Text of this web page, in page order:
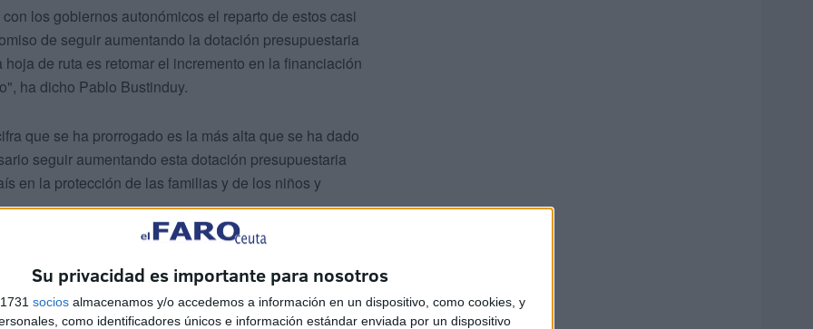
Su privacidad es importante para nosotros
socios almacenamos y/o accedemos a información en un dispositivo, como cookies, y
como identificadores únicos e información estándar enviada por un dispositivo
los gobiernos autonómicos el reparto de estos casi
de seguir aumentando la dotación presupuestaria
de ruta es retomar el incremento en la financiación
ha dicho Pablo Bustinduy.
que se ha prorrogado es la más alta que se ha dado
seguir aumentando esta dotación presupuestaria
en la protección de las familias y de los niños y